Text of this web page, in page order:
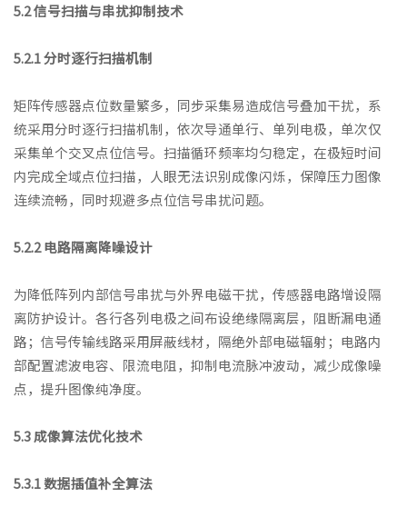
5.2 信号扫描与串扰抑制技术
5.2.1 分时逐行扫描机制
矩阵传感器点位数量繁多，同步采集易造成信号叠加干扰，系
统采用分时逐行扫描机制，依次导通单行、单列电极，单次仅
采集单个交叉点位信号。扫描循环频率均匀稳定，在极短时间
内完成全域点位扫描，人眼无法识别成像闪烁，保障压力图像
连续流畅，同时规避多点位信号串扰问题。
5.2.2 电路隔离降噪设计
为降低阵列内部信号串扰与外界电磁干扰，传感器电路增设隔
离防护设计。各行各列电极之间布设绝缘隔离层，阻断漏电通
路；信号传输线路采用屏蔽线材，隔绝外部电磁辐射；电路内
部配置滤波电容、限流电阻，抑制电流脉冲波动，减少成像噪
点，提升图像纯净度。
5.3 成像算法优化技术
5.3.1 数据插值补全算法